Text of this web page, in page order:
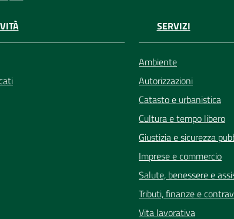
SERVIZI
Ambiente
Autorizzazioni
Catasto e urbanistica
Cultura e tempo libero
Giustizia e sicurezza
Imprese e commercio
Salute, benessere e
Tributi, finanze e
Vita lavorativa